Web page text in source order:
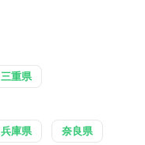
三重県
兵庫県 奈良県